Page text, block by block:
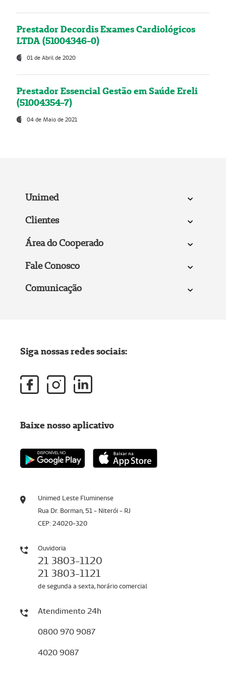
Prestador Decordis Exames Cardiológicos
LTDA (51004346-0)
01 de Abril de 2020
Prestador Essencial Gestão em Saúde Ereli
(51004354-7)
04 de Maio de 2021
Unimed
Clientes
Área do Cooperado
Fale Conosco
Comunicação
Unimed Leste Fluminense
Rua Dr. Borman, 51 - Niterói - RJ
CEP: 24020-320
Ouvidoria
21 3803-1120
21 3803-1121
de segunda a sexta, horário comercial
Atendimento 24h
0800 970 9087
4020 9087
Siga nossas redes sociais:
Baixe nosso aplicativo